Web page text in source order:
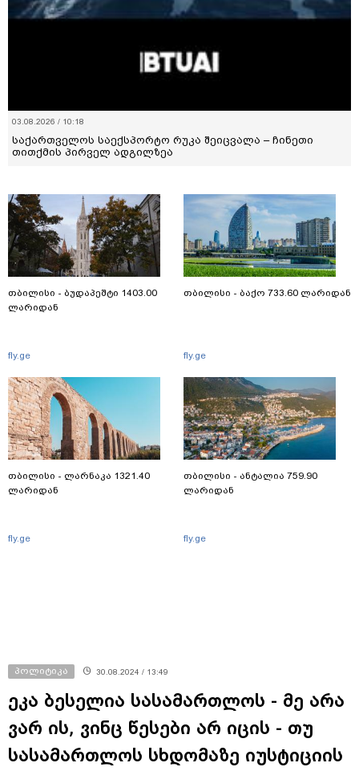
03.08.2026 / 10:18
საქართველოს საექსპორტო რუკა შეიცვალა – ჩინეთი
თითქმის პირველ ადგილზეა
თბილისი - ბუდაპეშტი 1403.00
ლარიდან
fly.ge
თბილისი - ლარნაკა 1321.40
ლარიდან
fly.ge
თბილისი - ბაქო 733.60 ლარიდან
fly.ge
თბილისი - ანტალია 759.90
ლარიდან
fly.ge
პოლიტიკა 30.08.2024 / 13:49
ეკა ბესელია სასამართლოს - მე არა
ვარ ის, ვინც წესები არ იცის - თუ
სასამართლოს სხდომაზე იუსტიციის